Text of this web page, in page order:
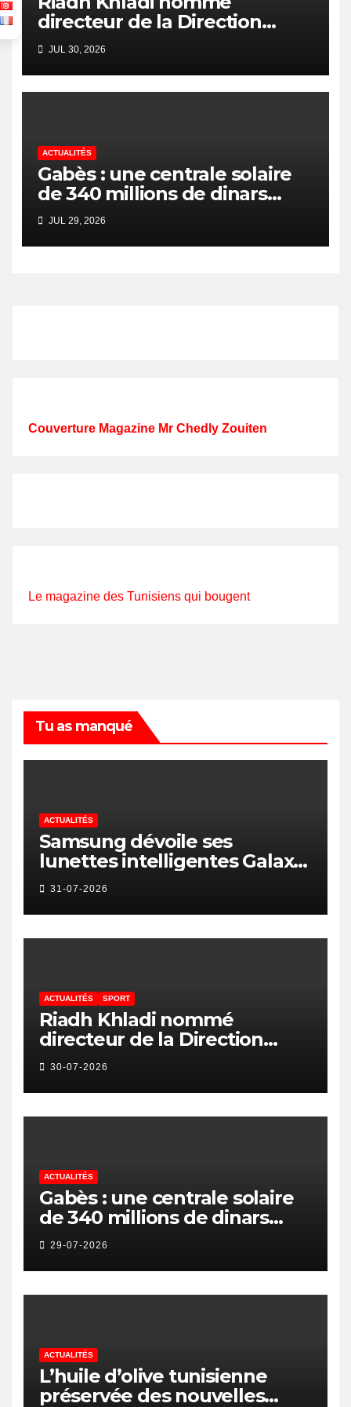
directeur de la Direction
Nationale de l’Arbitrage
JUL 30, 2026
ACTUALITÉS
Gabès : une centrale solaire
de 340 millions de dinars
pour renforcer la transition
énergétique et créer 400
emplois
JUL 29, 2026
Couverture Magazine Mr Chedly Zouiten
Le magazine des Tunisiens qui bougent
Tu as manqué
ACTUALITÉS
Samsung dévoile ses
lunettes intelligentes Galaxy
avec IA et Gemini
31-07-2026
ACTUALITÉS SPORT
Riadh Khladi nommé
directeur de la Direction
Nationale de l’Arbitrage
30-07-2026
ACTUALITÉS
Gabès : une centrale solaire
de 340 millions de dinars
pour renforcer la transition
énergétique et créer 400
emplois
29-07-2026
ACTUALITÉS
L’huile d’olive tunisienne
préservée des nouvelles